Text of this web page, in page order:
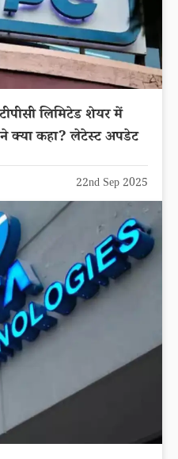
लिमिटेड शेयर में
क्या कहा? लेटेस्ट अपडेट
22nd Sep 2025